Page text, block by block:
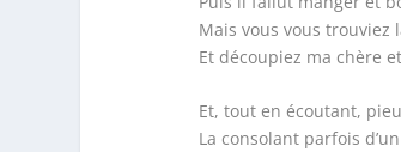
Mais vous vous
Et découpiez ma chère
Et, tout en écoutant,
La consolant parfois